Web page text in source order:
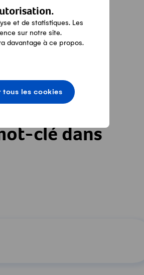
et de statistiques. Les
sur notre site.
davantage à ce propos.
tous les cookies
clé dans